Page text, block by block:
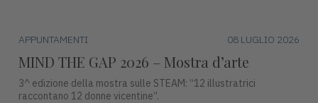
APPUNTAMENTI 08 LUGLIO 2026
MIND THE GAP 2026 – Mostra d’arte
3^ edizione della mostra sulle STEAM: “12 illustratrici
raccontano 12 donne vicentine”.